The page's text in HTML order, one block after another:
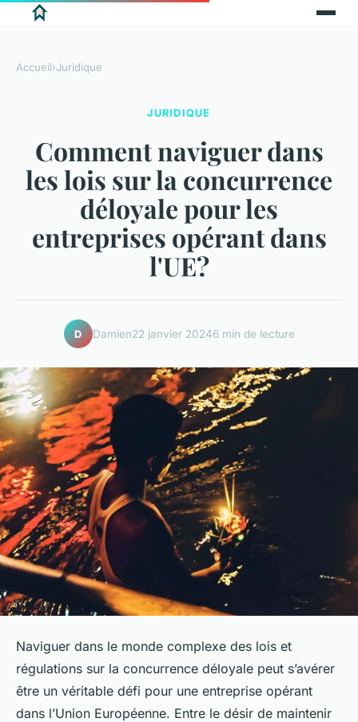
Accueil›Juridique
JURIDIQUE
Comment naviguer dans
les lois sur la concurrence
déloyale pour les
entreprises opérant dans
l'UE?
D Damien22 janvier 20246 min de lecture
Naviguer dans le monde complexe des lois et
régulations sur la concurrence déloyale peut s’avérer
être un véritable défi pour une entreprise opérant
dans l’Union Européenne. Entre le désir de maintenir